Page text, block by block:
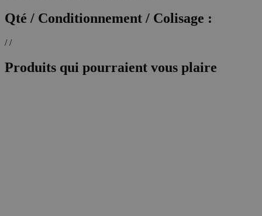
Qté / Conditionnement / Colisage :
/ /
Produits qui pourraient vous plaire